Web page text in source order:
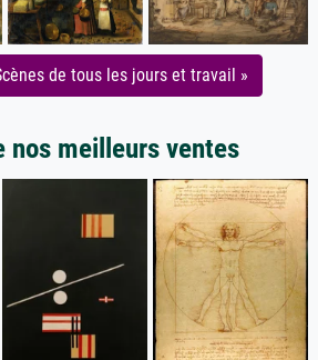
de tous les jours et travail »
nos meilleurs ventes